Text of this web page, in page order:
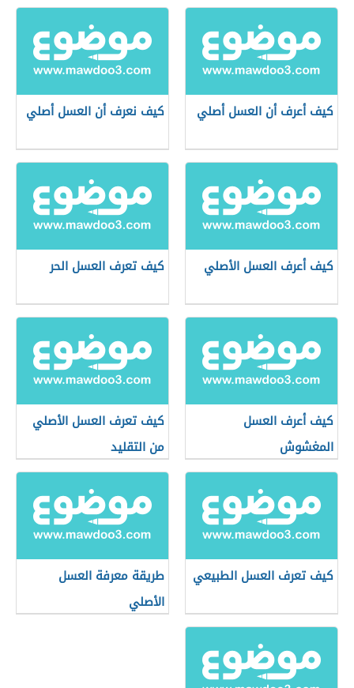
كيف أعرف أن العسل أصلي كيف نعرف أن العسل أصلي
كيف أعرف العسل الأصلي كيف تعرف العسل الحر
كيف أعرف العسل
المغشوش
كيف تعرف العسل الأصلي
من التقليد
كيف تعرف العسل الطبيعي
طريقة معرفة العسل
الأصلي